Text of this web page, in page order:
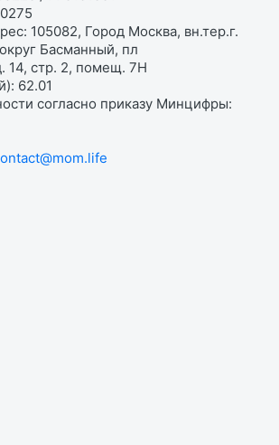
105082, Город Москва, вн.тер.г.
Басманный, пл
14, стр. 2, помещ. 7Н
62.01
согласно приказу Минцифры: